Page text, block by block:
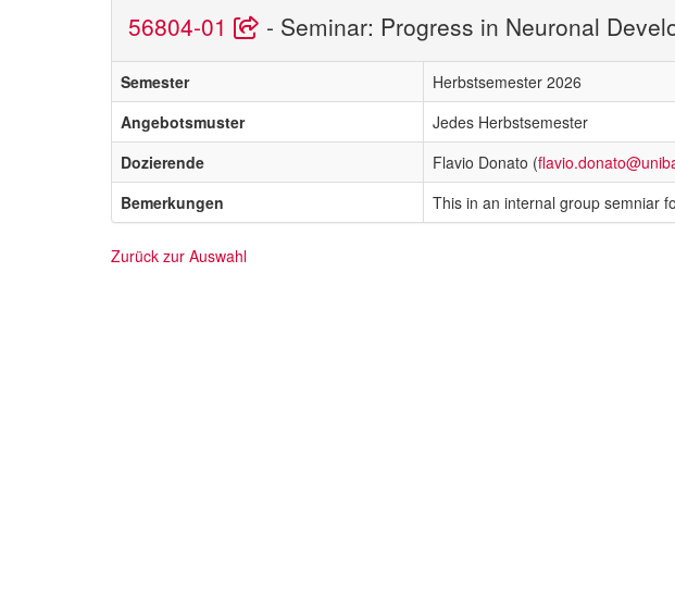
56804-01 - Seminar: Progress in Neuronal
Semester
Herbstsemester 2026
Angebotsmuster
Jedes Herbstsemester
Dozierende
Flavio Donato (
Bemerkungen
This in an internal group semniar
Zurück zur Auswahl